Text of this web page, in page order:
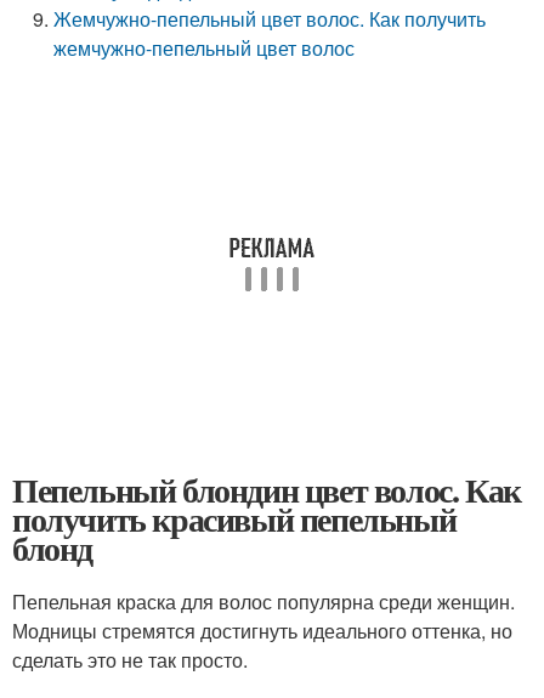
Жемчужно-пепельный цвет волос. Как получить
жемчужно-пепельный цвет волос
Пепельный блондин цвет волос. Как
получить красивый пепельный
блонд
Пепельная краска для волос популярна среди женщин.
Модницы стремятся достигнуть идеального оттенка, но
сделать это не так просто.